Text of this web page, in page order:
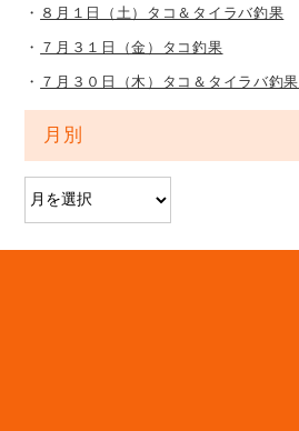
８月１日（土）タコ＆タイラバ釣果
７月３１日（金）タコ釣果
７月３０日（木）タコ＆タイラバ釣果
月別